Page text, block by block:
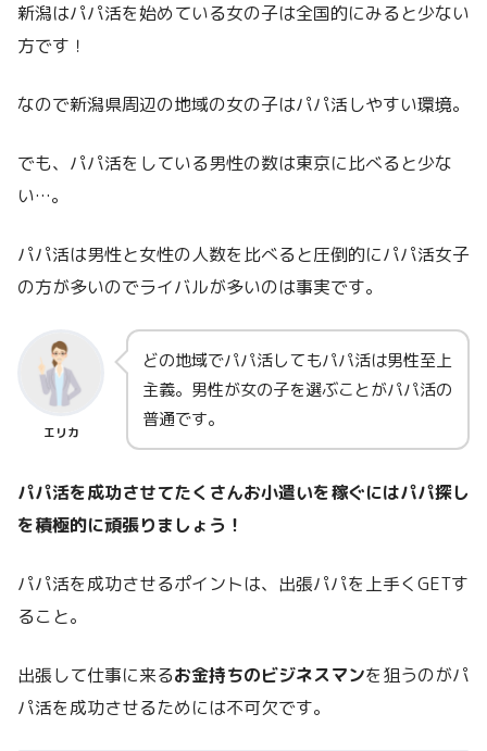
新潟はパパ活を始めている女の子は全国的にみると少ない
方です！
なので新潟県周辺の地域の女の子はパパ活しやすい環境。
でも、パパ活をしている男性の数は東京に比べると少な
い…。
パパ活は男性と女性の人数を比べると圧倒的にパパ活女子
の方が多いのでライバルが多いのは事実です。
エリカ
どの地域でパパ活してもパパ活は男性至上
主義。男性が女の子を選ぶことがパパ活の
普通です。
パパ活を成功させてたくさんお小遣いを稼ぐにはパパ探し
を積極的に頑張りましょう！
パパ活を成功させるポイントは、出張パパを上手くGETす
ること。
出張して仕事に来るお金持ちのビジネスマンを狙うのがパ
パ活を成功させるためには不可欠です。